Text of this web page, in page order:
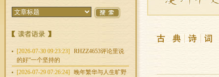
[2026-07-30 09:23:23]
RHZZ4653评论里说
的好“一个坚持的
[2026-07-29 07:26:24]
晚年繁华与人生旷野